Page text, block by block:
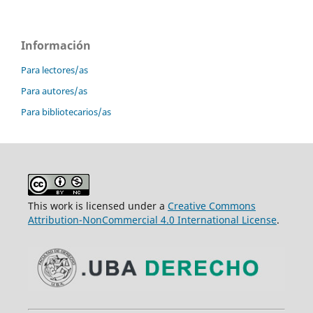
Información
Para lectores/as
Para autores/as
Para bibliotecarios/as
This work is licensed under a Creative Commons
Attribution-NonCommercial 4.0 International License.